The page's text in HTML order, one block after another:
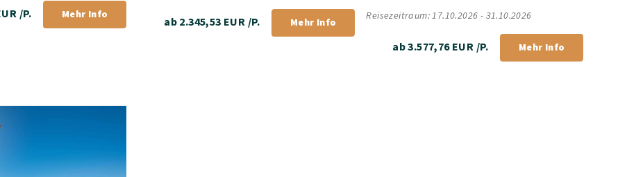
/P. Mehr Info
ab 2.345,53 EUR /P. Mehr Info
Reisezeitraum: 17.10.2026 - 31.10.2026
ab 3.577,76 EUR /P. Mehr Info